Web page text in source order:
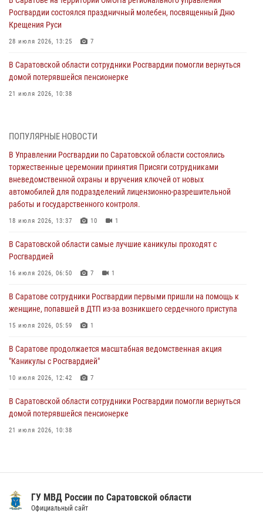
Росгвардии состоялся праздничный молебен, посвященный Дню
Крещения Руси
28 июля 2026, 13:25 7
В Саратовской области сотрудники Росгвардии помогли вернуться
домой потерявшейся пенсионерке
21 июля 2026, 10:38
вневедомственной охраны и вручения ключей от новых
автомобилей для подразделений лицензионно-разрешительной
работы и государственного контроля.
18 июля 2026, 13:37 10 1
В Саратовской области самые лучшие каникулы проходят с
Росгвардией
В Саратове сотрудники Росгвардии первыми пришли на помощь к
женщине, попавшей в ДТП из-за возникшего сердечного приступа
В Саратове продолжается масштабная ведомственная акция
"Каникулы с Росгвардией"
В Саратовской области при содействии спецназа Росгвардии
задержан подозреваемый в незаконном обороте наркотиков
ПОПУЛЯРНЫЕ НОВОСТИ
В Управлении Росгвардии по Саратовской области состоялись
торжественные церемонии принятия Присяги сотрудниками
вневедомственной охраны и вручения ключей от новых
автомобилей для подразделений лицензионно-разрешительной
работы и государственного контроля.
18 июля 2026, 13:37 10 1
В Саратовской области самые лучшие каникулы проходят с
Росгвардией
16 июля 2026, 06:50 7 1
В Саратове сотрудники Росгвардии первыми пришли на помощь к
женщине, попавшей в ДТП из-за возникшего сердечного приступа
15 июля 2026, 05:59 1
В Саратове продолжается масштабная ведомственная акция
"Каникулы с Росгвардией"
10 июля 2026, 12:42 7
В Саратовской области сотрудники Росгвардии помогли вернуться
домой потерявшейся пенсионерке
21 июля 2026, 10:38
29 июля 2026, 13:30 8 1
ГУ МВД России по Саратовской области
Официальный сайт